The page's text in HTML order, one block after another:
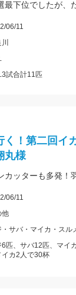
最下位でしたが、
06/11
3試合計11匹
く！第二回
丸様
06/11
他
・サバ・マイカ・スル
6匹、サバ12匹、マイ
イカ2人で30杯